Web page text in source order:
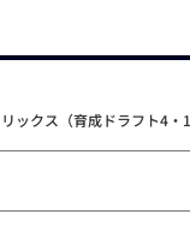
ックス（育成ドラフト4・